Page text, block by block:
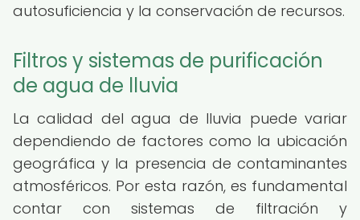
autosuficiencia y la conservación de recursos.
Filtros y sistemas de purificación
de agua de lluvia
La calidad del agua de lluvia puede variar
dependiendo de factores como la ubicación
geográfica y la presencia de contaminantes
atmosféricos. Por esta razón, es fundamental
contar con sistemas de filtración y